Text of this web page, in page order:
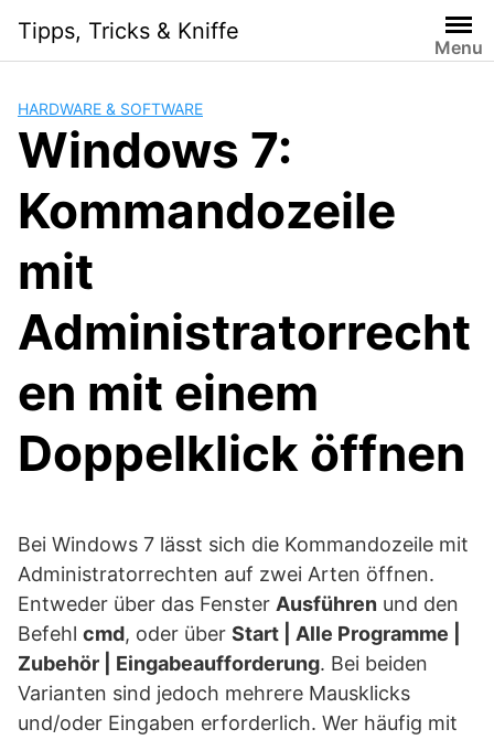
content
Tipps, Tricks & Kniffe
Menu
HARDWARE & SOFTWARE
Windows 7:
Kommandozeile
mit
Administratorrecht
en mit einem
Doppelklick öffnen
Bei Windows 7 lässt sich die Kommandozeile mit
Administratorrechten auf zwei Arten öffnen.
Entweder über das Fenster Ausführen und den
Befehl cmd, oder über Start | Alle Programme |
Zubehör | Eingabeaufforderung. Bei beiden
Varianten sind jedoch mehrere Mausklicks
und/oder Eingaben erforderlich. Wer häufig mit